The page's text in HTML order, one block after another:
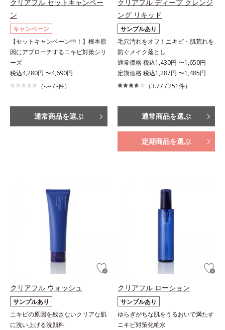
クリアフル セットキャンペー
ン
キャンペーン
【セットキャンペーン中！】根本原
因にアプローチするニキビ対策シリ
ーズ
税込4,280円 〜4,690円
（-.-- / -件）
通常商品を選ぶ
クリアフル ディープ クレンジ
ング リキッド
サンプルあり
毛穴汚れをオフ！ニキビ・肌荒れを
防ぐメイク落とし
通常価格 税込1,430円 〜1,650円
定期価格 税込1,287円 〜1,485円
（3.77 /251件）
通常商品を選ぶ
定期商品を選ぶ
クリアフル ウォッシュ
サンプルあり
ニキビの原因を残さないクリアな肌
に洗い上げる洗顔料
クリアフル ローション
サンプルあり
ゆらぎがちな肌をうるおいで満たす
ニキビ対策化粧水